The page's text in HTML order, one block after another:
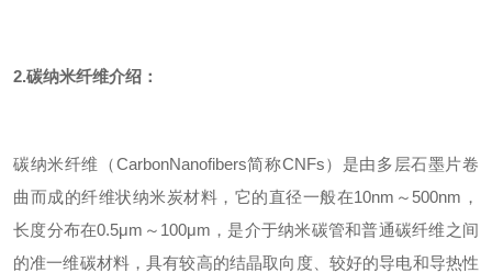
2.碳纳米纤维介绍：
碳纳米纤维（CarbonNanofibers简称CNFs）是由多层石墨片卷
曲而成的纤维状纳米炭材料，它的直径一般在10nm～500nm，
长度分布在0.5μm～100μm，是介于纳米碳管和普通碳纤维之间
的准一维碳材料，具有较高的结晶取向度、较好的导电和导热性